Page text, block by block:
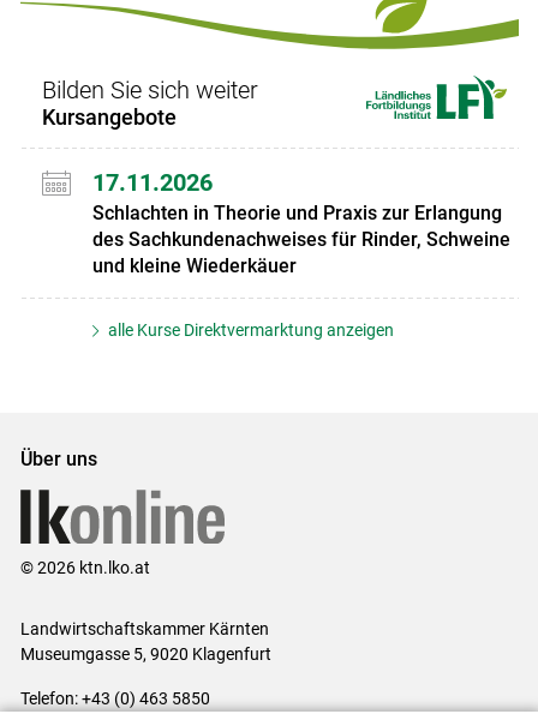
Bilden Sie sich weiter
Kursangebote
17.11.2026
Schlachten in Theorie und Praxis zur Erlangung
des Sachkundenachweises für Rinder, Schweine
und kleine Wiederkäuer
alle Kurse Direktvermarktung anzeigen
Über uns
© 2026 ktn.lko.at
Landwirtschaftskammer Kärnten
Museumgasse 5, 9020 Klagenfurt
Telefon: +43 (0) 463 5850